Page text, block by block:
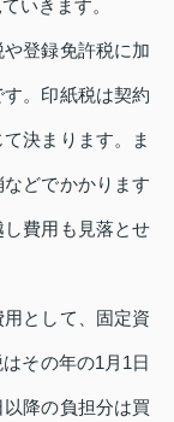
いきます。
登録免許税に加
。印紙税は契約
決まります。ま
どでかかります
費用も見落とせ
として、固定資
その年の1月1日
降の負担分は買